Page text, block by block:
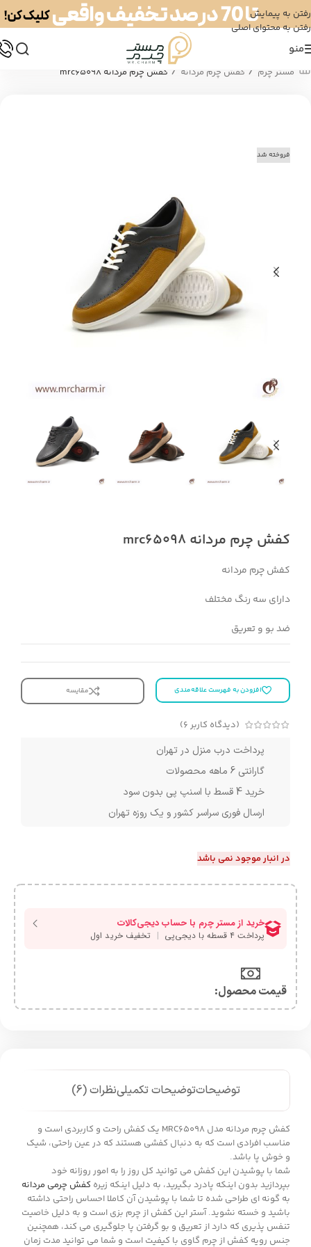
رفتن به پیمایش
رفتن به محتوای اصلی
منو
مستر چرم / کفش چرم مردانه / کفش چرم مردانه mrc65098
فروخته شد
کفش چرم مردانه mrc65098
کفش چرم مردانه
دارای سه رنگ مختلف
ضد بو و تعریق
افزودن به فهرست علاقه‌مندی مقایسه
(دیدگاه کاربر 6
)
پرداخت درب منزل در تهران
گارانتی 6 ماهه محصولات
خرید 4 قسط با اسنپ پی بدون سود
ارسال فوری سراسر کشور و یک روزه تهران
در انبار موجود نمی باشد
قیمت محصول:​
توضیحاتتوضیحات تکمیلینظرات (6)
کفش چرم مردانه مدل MRC65098 یک کفش راحت و کاربردی است و
مناسب افرادی است که به دنبال کفشی هستند که در عین راحتی، شیک
و خوش پا باشد.
شما با پوشیدن این کفش می توانید کل روز را به امور روزانه خود
بپردازید بدون اینکه پادرد بگیرید، به دلیل اینکه زیره کفش چرمی مردانه
به گونه ای طراحی شده تا شما با پوشیدن آن کاملا احساس راحتی داشته
باشید و خسته نشوید. آستر این کفش از چرم بزی است و به دلیل خاصیت
تنفس پذیری که دارد از تعریق و بو گرفتن پا جلوگیری می کند، همچنین
جنس رویه کفش از چرم گاوی با کیفیت است و شما می توانید مدت زمان